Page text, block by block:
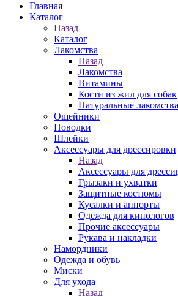
Главная
Каталог
Назад
Каталог
Лакомства
Назад
Лакомства
Витамины
Кости из жил для собак
Натуральные
Ошейники
Поводки
Шлейки
Аксессуары для дрессировки
Назад
Аксессуары для
Грызаки и ухватки
Защитные костюмы
Кусалки и аппорты
Одежда для кинологов
Прочие аксессуары
Рукава и накладки
Намордники
Одежда и обувь
Миски
Для ухода
Назад